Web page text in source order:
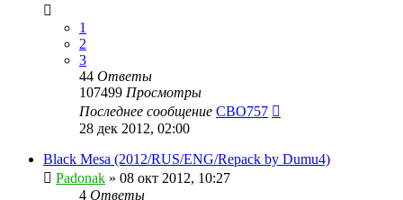
1
2
3
44 Ответы
107499 Просмотры
Последнее сообщение CBO757
28 дек 2012, 02:00
Black Mesa (2012/RUS/ENG/Repack by Dumu4)
Padonak » 08 окт 2012, 10:27
4 Ответы